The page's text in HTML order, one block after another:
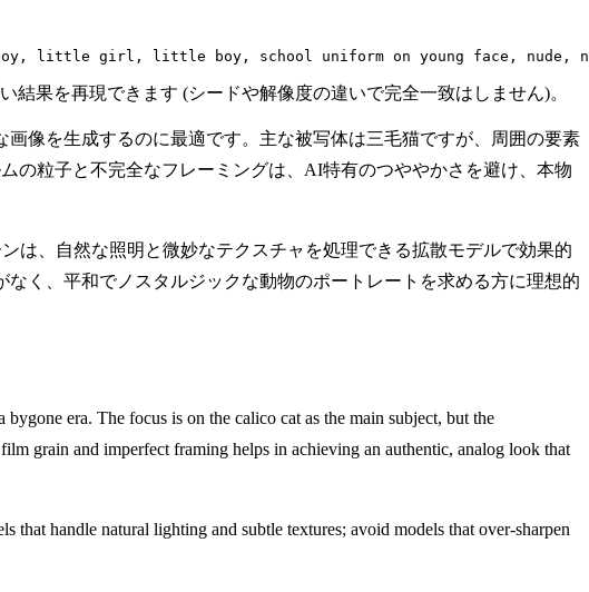
girl, little boy, school uniform on young face, nude,
結果を再現できます (シードや解像度の違いで完全一致はしません)。
像を生成するのに最適です。主な被写体は三毛猫ですが、周囲の要素
の粒子と不完全なフレーミングは、AI特有のつややかさを避け、本物
は、自然な照明と微妙なテクスチャを処理できる拡散モデルで効果的
く、平和でノスタルジックな動物のポートレートを求める方に理想的
era. The focus is on the calico cat as the main subject, but the
grain and imperfect framing helps in achieving an authentic, analog look that
handle natural lighting and subtle textures; avoid models that over-sharpen